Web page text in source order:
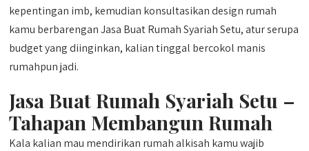
kepentingan imb, kemudian konsultasikan design rumah
kamu berbarengan Jasa Buat Rumah Syariah Setu, atur serupa
budget yang diinginkan, kalian tinggal bercokol manis
rumahpun jadi.
Jasa Buat Rumah Syariah Setu –
Tahapan Membangun Rumah
Kala kalian mau mendirikan rumah alkisah kamu wajib